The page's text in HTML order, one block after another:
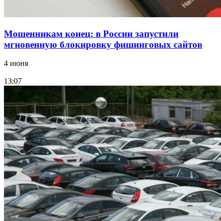
Мошенникам конец: в России запустили
мгновенную блокировку фишинговых сайтов
4 июня
13:07